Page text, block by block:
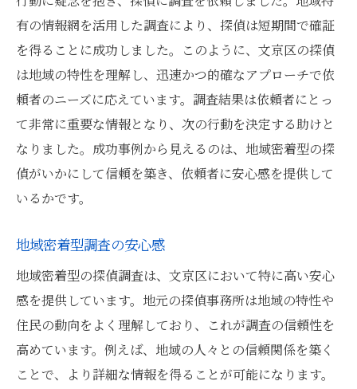
地域密着型探偵の強み
依頼者に安心を提供する調査
探偵の専門知識を活かした文京区での個人調査
の重要性
専門知識の活用と調査の精度
探偵の経験がもたらす問題解決能力
専門知識による依頼者への安心感
高度な技術がもたらす調査の信頼性
探偵の専門性が依頼者に与える影響
文京区の探偵による地域特化型調査が提供する
安心感
地域特化型調査の意義と効果
文京区の特性に基づく調査方法
有の情報網を活用した調査により、探偵は短期間で確証
を得ることに成功しました。このように、文京区の探偵
は地域の特性を理解し、迅速かつ的確なアプローチで依
頼者のニーズに応えています。調査結果は依頼者にとっ
て非常に重要な情報となり、次の行動を決定する助けと
なりました。成功事例から見えるのは、地域密着型の探
偵がいかにして信頼を築き、依頼者に安心感を提供して
いるかです。
地域密着型調査の安心感
地域密着型の探偵調査は、文京区において特に高い安心
感を提供しています。地元の探偵事務所は地域の特性や
住民の動向をよく理解しており、これが調査の信頼性を
高めています。例えば、地域の人々との信頼関係を築く
ことで、より詳細な情報を得ることが可能になります。